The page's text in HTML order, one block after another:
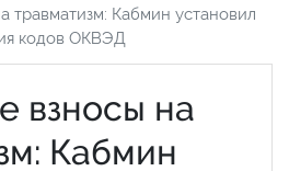
травматизм: Кабмин установил
кодов ОКВЭД
взносы на
Кабмин